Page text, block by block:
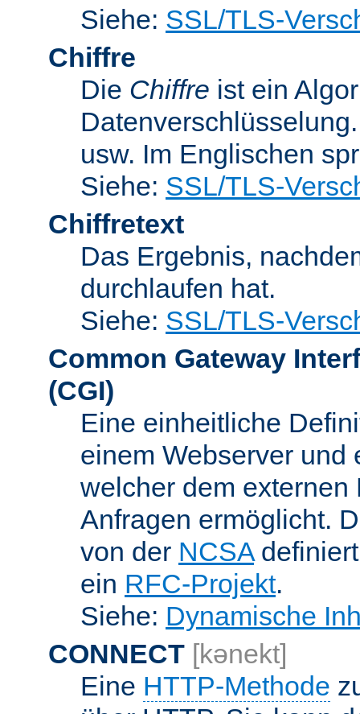
Siehe: SSL/TLS-
Chiffre
Die Chiffre ist ein
usw. Im Englischen
Siehe: SSL/TLS-
Chiffretext
Das Ergebnis,
durchlaufen hat.
Siehe: SSL/TLS-
Common Gateway
(CGI)
Eine einheitliche
einem Webserver und
welcher dem
Anfragen ermöglicht.
von der NCSA
ein RFC-Projekt.
Siehe: Dynamische
CONNECT [kənekt]
Eine HTTP-Methode